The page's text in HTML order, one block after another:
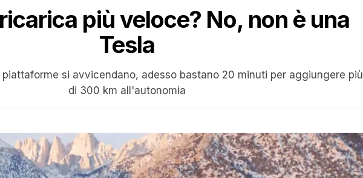
più veloce? No, non è una
Tesla
si avvicendano, adesso bastano 20 minuti per aggiungere più
di 300 km all'autonomia